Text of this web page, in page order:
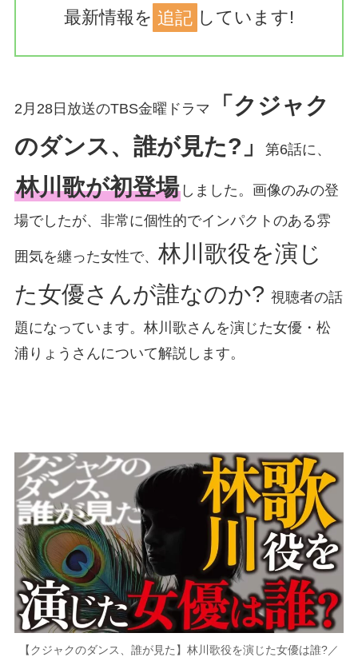
最新情報を 追記 しています!
2月28日放送のTBS金曜ドラマ
「クジャク
のダンス、誰が見た?」
第6話に、
林川歌が初登場しました。画像のみの登
場でしたが、非常に個性的でインパクトのある雰
囲気を纏った女性で、 林川歌役を演じ
た女優さんが誰なのか? 視聴者の話
題になっています。林川歌さんを演じた女優・松
浦りょうさんについて解説します。
【クジャクのダンス、誰が見た】林川歌役を演じた女優は誰?／